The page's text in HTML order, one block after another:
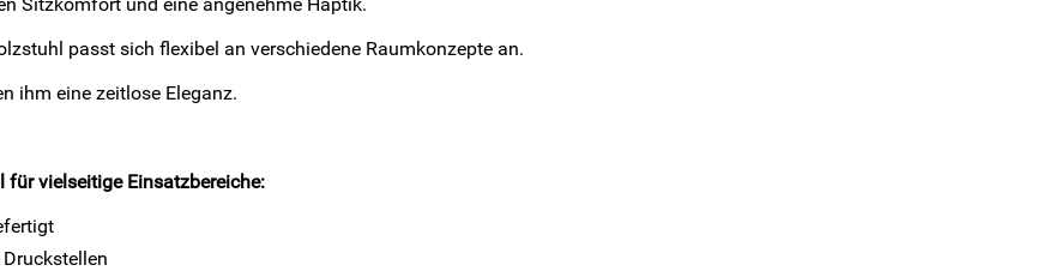
passt sich flexibel an verschiedene Raumkonzepte an.
ihm eine zeitlose Eleganz.
vielseitige Einsatzbereiche: